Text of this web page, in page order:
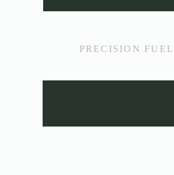
PRECISION FUEL